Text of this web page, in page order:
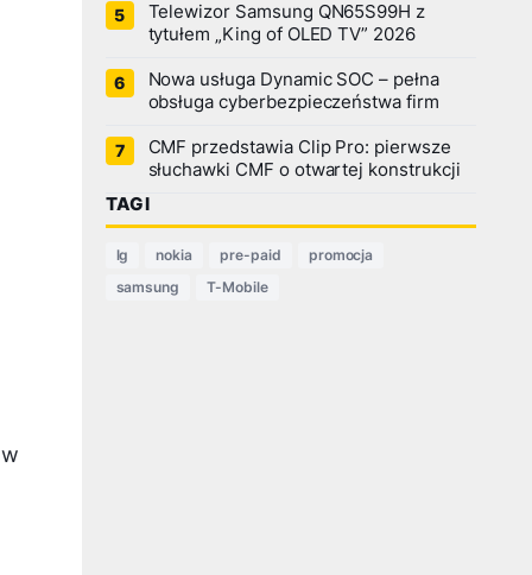
Telewizor Samsung QN65S99H z
tytułem „King of OLED TV” 2026
Nowa usługa Dynamic SOC – pełna
obsługa cyberbezpieczeństwa firm
CMF przedstawia Clip Pro: pierwsze
słuchawki CMF o otwartej konstrukcji
TAGI
lg nokia pre-paid
promocja
samsung
T-Mobile